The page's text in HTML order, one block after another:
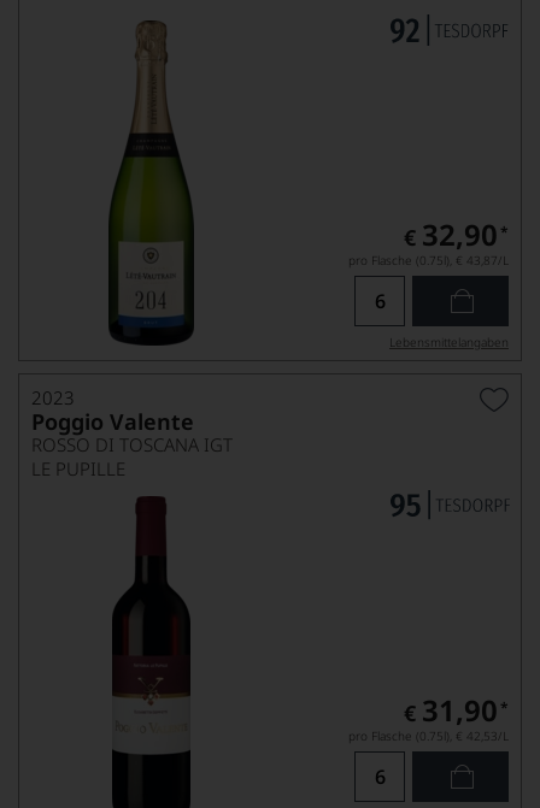
€ 32,90 *
pro Flasche (0.75l), € 43,87/L
Lebensmittel­angaben
2023
Poggio Valente
ROSSO DI TOSCANA IGT
LE PUPILLE
€ 31,90 *
pro Flasche (0.75l), € 42,53/L